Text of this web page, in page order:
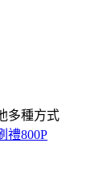
多種方式
禮800P